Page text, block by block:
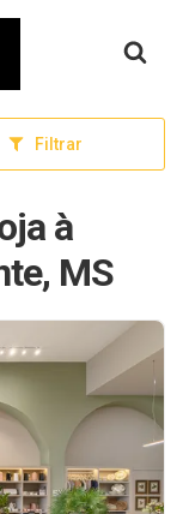
Filtrar
à
MS